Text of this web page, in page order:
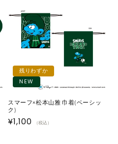
格
残りわずか
NEW
スマーフ×松本山雅 巾着(ベーシッ
ク)
通
¥1,100 （税込）